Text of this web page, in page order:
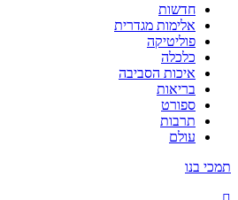
חדשות
אלימות מגדרית
פוליטיקה
כלכלה
איכות הסביבה
בריאות
ספורט
תרבות
עולם
תמכי בנו